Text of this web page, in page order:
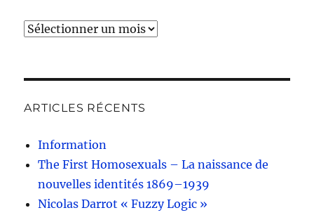
Archives
ARTICLES RÉCENTS
Information
The First Homosexuals – La naissance de
nouvelles identités 1869–1939
Nicolas Darrot « Fuzzy Logic »